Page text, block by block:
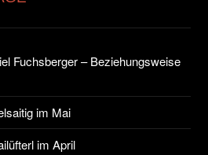
Fuchsberger – Beziehungsweise
im Mai
im April